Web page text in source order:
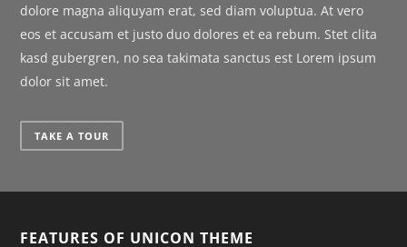
dolore magna aliquyam erat, sed diam voluptua. At vero
eos et accusam et justo duo dolores et ea rebum. Stet clita
kasd gubergren, no sea takimata sanctus est Lorem ipsum
dolor sit amet.
TAKE A TOUR
FEATURES OF UNICON THEME